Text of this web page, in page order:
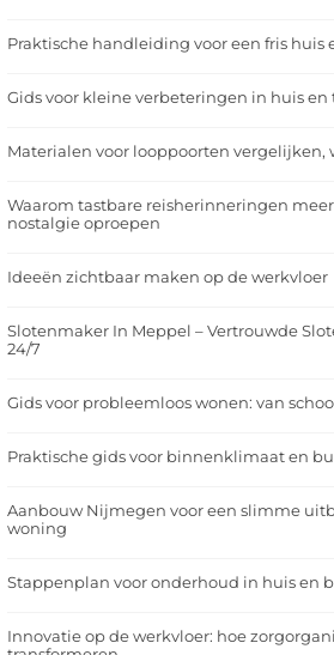
Praktische handleiding voor een fris huis
Gids voor kleine verbeteringen in huis en
Materialen voor looppoorten vergelijken,
Waarom tastbare reisherinneringen
nostalgie oproepen
Ideeën zichtbaar maken op de werkvloer
Slotenmaker In Meppel – Vertrouwde
24/7
Gids voor probleemloos wonen: van
Praktische gids voor binnenklimaat en
Aanbouw Nijmegen voor een slimme
woning
Stappenplan voor onderhoud in huis en
Innovatie op de werkvloer: hoe